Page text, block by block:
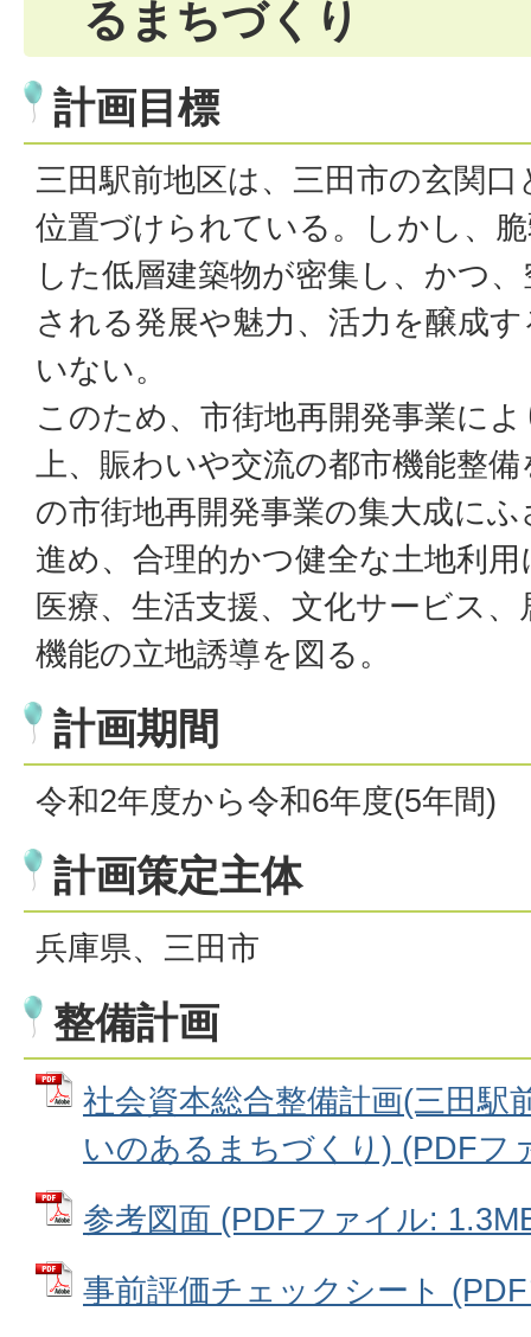
るまちづくり
計画目標
三田駅前地区は、三田市の玄関
位置づけられている。しかし、
した低層建築物が密集し、かつ
される発展や魅力、活力を醸成
いない。
このため、市街地再開発事業に
上、賑わいや交流の都市機能整
の市街地再開発事業の集大成に
進め、合理的かつ健全な土地利
医療、生活支援、文化サービス
機能の立地誘導を図る。
計画期間
令和2年度から令和6年度(5年間)
計画策定主体
兵庫県、三田市
整備計画
社会資本総合整備計画(三田駅
いのあるまちづくり) (PDFフ
参考図面 (PDFファイル:
事前評価チェックシート